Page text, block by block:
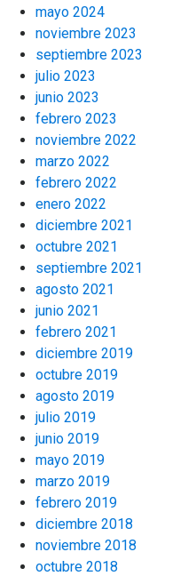
mayo 2024
noviembre 2023
septiembre 2023
julio 2023
junio 2023
febrero 2023
noviembre 2022
marzo 2022
febrero 2022
enero 2022
diciembre 2021
octubre 2021
septiembre 2021
agosto 2021
junio 2021
febrero 2021
diciembre 2019
octubre 2019
agosto 2019
julio 2019
junio 2019
mayo 2019
marzo 2019
febrero 2019
diciembre 2018
noviembre 2018
octubre 2018